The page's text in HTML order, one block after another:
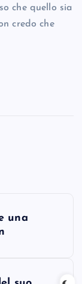
che quello sia
credo che
una